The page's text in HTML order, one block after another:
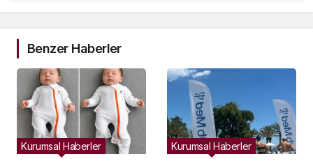
Benzer Haberler
Kurumsal Haberler Kurumsal Haberler